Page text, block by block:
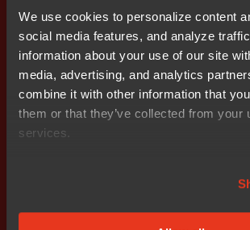
We use cookies to personalize content
social media features, and analyze
information about your use of our site
media, advertising, and analytics
combine it with other information that
them or that they’ve collected from your
services.
对产品生命周期常达数年的松下电工而
决定性意义。与IAR的合作不仅是技术层
确保产品可持续维护、为开发流程构建长
措。
实施过程：快速推进，
作流的迁移过程与既定的开发规范及业
这套系统化的实施方法保障了转型过程